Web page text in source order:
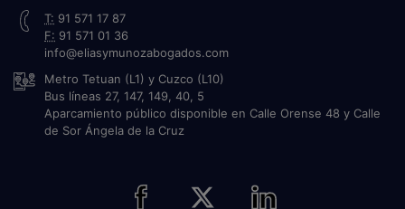
T: 91 571 17 87
F: 91 571 01 36
info@eliasymunozabogados.com
Metro Tetuan (L1) y Cuzco (L10)
Bus líneas 27, 147, 149, 40, 5
Aparcamiento público disponible en Calle Orense 48 y Calle
de Sor Ángela de la Cruz